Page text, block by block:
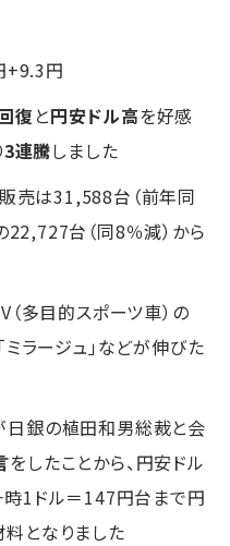
円
復 と円安ドル高を好感
3連騰しました
は31,588台（前年同
台（同8％減）から
多目的スポーツ車）の
ミラージュ」などが伸びた
銀の植田和男総裁と会
をしたことから、円安ドル
1ドル＝147円台まで円
となりました